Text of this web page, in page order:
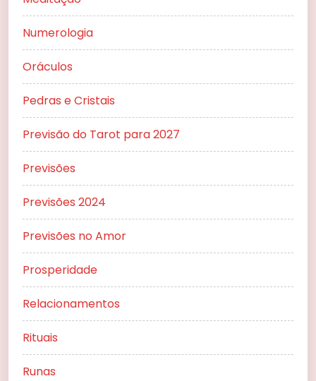
Numerologia
Oráculos
Pedras e Cristais
Previsão do Tarot para 2027
Previsões
Previsões 2024
Previsões no Amor
Prosperidade
Relacionamentos
Rituais
Runas